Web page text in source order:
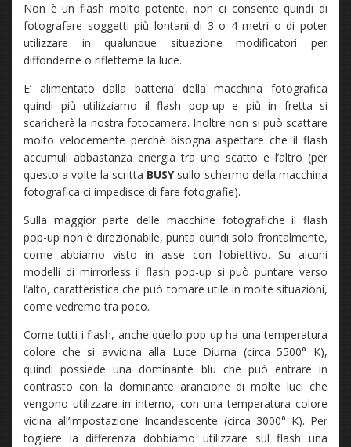
Non è un flash molto potente, non ci consente quindi di
fotografare soggetti più lontani di 3 o 4 metri o di poter
utilizzare in qualunque situazione modificatori per
diffonderne o rifletterne la luce.
E’ alimentato dalla batteria della macchina fotografica
quindi più utilizziamo il flash pop-up e più in fretta si
scaricherà la nostra fotocamera. Inoltre non si può scattare
molto velocemente perché bisogna aspettare che il flash
accumuli abbastanza energia tra uno scatto e l’altro (per
questo a volte la scritta BUSYsullo schermo della macchina
fotografica ci impedisce di fare fotografie).
Sulla maggior parte delle macchine fotografiche il flash
pop-up non è direzionabile, punta quindi solo frontalmente,
come abbiamo visto in asse con l’obiettivo. Su alcuni
modelli di mirrorless il flash pop-up si può puntare verso
l’alto, caratteristica che può tornare utile in molte situazioni,
come vedremo tra poco.
Come tutti i flash, anche quello pop-up ha una temperatura
colore che si avvicina alla Luce Diurna (circa 5500° K),
quindi possiede una dominante blu che può entrare in
contrasto con la dominante arancione di molte luci che
vengono utilizzare in interno, con una temperatura colore
vicina all’impostazione Incandescente (circa 3000° K). Per
togliere la differenza dobbiamo utilizzare sul flash una